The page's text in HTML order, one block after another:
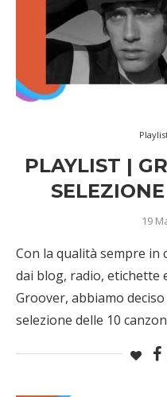
PLAYLIST |
19
Con la qualità sempre in
dai blog, radio, etichette
Groover, abbiamo
selezione delle 10